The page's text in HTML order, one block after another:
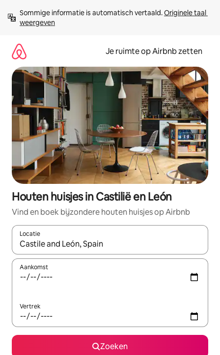
direct
naar
Sommige informatie is automatisch vertaald. Originele taal
weergeven
Je ruimte op Airbnb zetten
Houten huisjes in Castilië en León
Vind en boek bijzondere houten huisjes op Airbnb
Locatie
Wanneer er suggesties beschikbaar zijn, maak je een keuze
Aankomst
Vertrek
Zoeken